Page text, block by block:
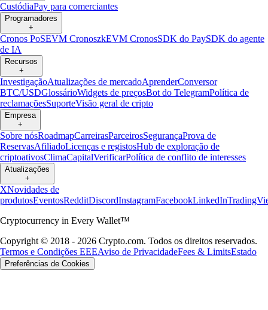
CustódiaPay para comerciantes
Programadores
+
Cronos PoSEVM CronoszkEVM CronosSDK do PaySDK do agente
de IA
Recursos
+
InvestigaçãoAtualizações de mercadoAprenderConversor
BTC/USDGlossárioWidgets de preçosBot do TelegramPolítica de
reclamaçõesSuporteVisão geral de cripto
Empresa
+
Sobre nósRoadmapCarreirasParceirosSegurançaProva de
ReservasAfiliadoLicenças e registosHub de exploração de
criptoativosClimaCapitalVerificarPolítica de conflito de interesses
Atualizações
+
XNovidades de
produtosEventosRedditDiscordInstagramFacebookLinkedIn
Cryptocurrency in Every Wallet™
Copyright © 2018 - 2026 Crypto.com. Todos os direitos reservados.
Termos e Condições EEEAviso de PrivacidadeFees & LimitsEstado
Preferências de Cookies